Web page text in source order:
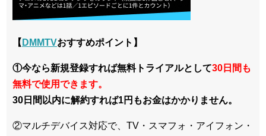
【 DMMTVおすすめポイント】
①今なら新規登録すれば無料トライアルとして30日間も
無料で使用できます。
30日間以内に解約すれば1円もお金はかかりません。
②マルチデバイス対応で、TV・スマフォ・アイフォン・